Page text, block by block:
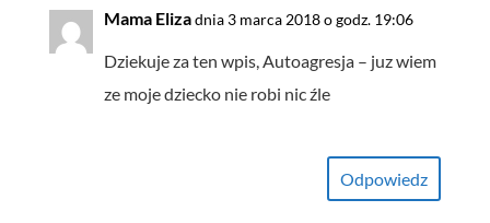
Mama Elizadnia 3 marca 2018 o godz. 19:06
Dziekuje za ten wpis, Autoagresja – juz wiem
ze moje dziecko nie robi nic źle
Odpowiedz